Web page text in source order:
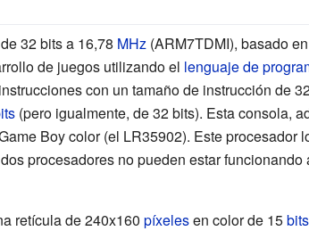
32 bits a 16,78 MHz (ARM7TDMI), basado
de juegos utilizando el lenguaje de
con un tamaño de instrucción de
(pero igualmente, de 32 bits). Esta consola,
Boy color (el LR35902). Este procesador
procesadores no pueden estar
retícula de 240x160 píxelesen color de 15bits